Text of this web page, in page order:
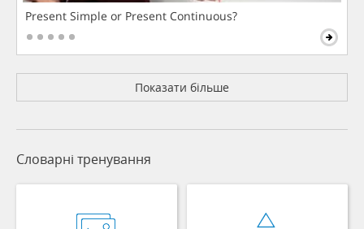
Present Simple or Present Continuous?
Показати більше
Словарні тренування